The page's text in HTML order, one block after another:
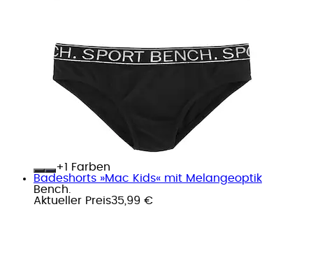
+
Farben
Badeshorts »Mac Kids« mit Melangeoptik
Bench.
Aktueller Preis35,99 €